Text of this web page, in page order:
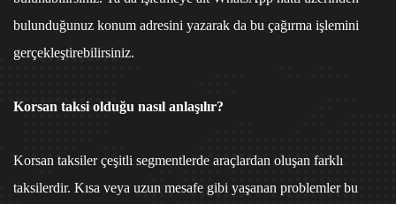
bulunduğunuz konum adresini yazarak da bu çağırma işlemini
gerçekleştirebilirsiniz.
Korsan taksi olduğu nasıl anlaşılır?
Korsan taksiler çeşitli segmentlerde araçlardan oluşan farklı
taksilerdir. Kısa veya uzun mesafe gibi yaşanan problemler bu